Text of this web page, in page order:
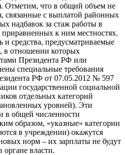
Отметим, что в общий объем не
связанные с выплатой районных
надбавок за стаж работы в
к ним местностях.
и средства, предусматриваемые
в отношении которых
Президента РФ или
специальные требования
РФ от 07.05.2012 № 597
государственной социальной
отдельных категорий
уровней). Эти
в общей численности
образом, «указные» категории
в учреждении) окажутся
норм – их зарплаты не будут
органе власти.